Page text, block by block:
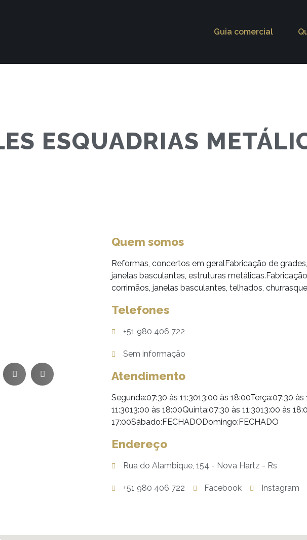
Guia comercial
ESQUADRIAS
Quem somos
Reformas, concertos em geralFabricação de
janelas basculantes, estruturas
corrimãos, janelas basculantes, telhados,
Telefones
+51 980 406 722
Sem informação
Atendimento
Segunda:07:30 às 11:3013:00 às 18:00Terça:07:30
11:3013:00 às 18:00Quinta:07:30 às 11:3013:00 às
17:00Sábado:FECHADODomingo:FECHADO
Endereço
Rua do Alambique, 154 - Nova Hartz - Rs
+51 980 406 722 Facebook Instagram